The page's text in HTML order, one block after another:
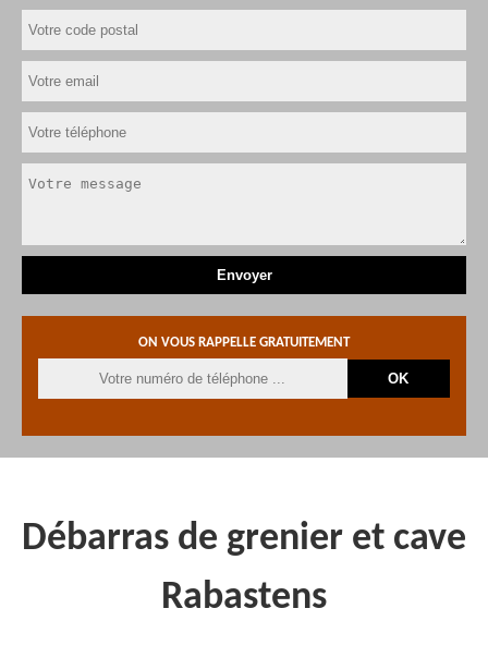
ON VOUS RAPPELLE GRATUITEMENT
Débarras de grenier et cave
Rabastens